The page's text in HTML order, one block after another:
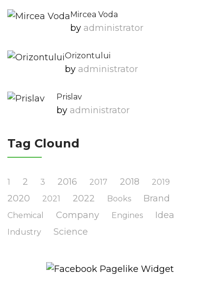
Mircea Voda
by Administrator
Orizontului
by Administrator
Prislav
by Administrator
Tag Clound
1 2 3 2016 2017 2018 2019
2020 2021 2022 Books Brand
Chemical Company Engines Idea
Industry Science